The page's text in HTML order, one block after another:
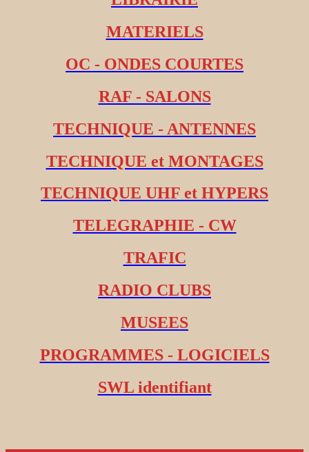
MATERIELS
OC - ONDES COURTES
RAF - SALONS
TECHNIQUE - ANTENNES
TECHNIQUE et MONTAGES
TECHNIQUE UHF et HYPERS
TELEGRAPHIE - CW
TRAFIC
RADIO CLUBS
MUSEES
PROGRAMMES - LOGICIELS
SWL identifiant